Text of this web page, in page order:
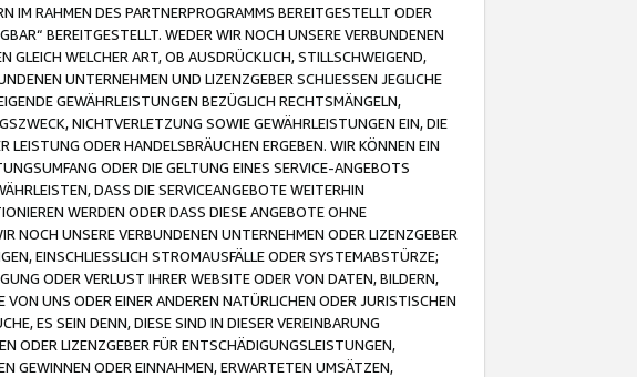
IM RAHMEN DES PARTNERPROGRAMMS BEREITGESTELLT ODER
BEREITGESTELLT. WEDER WIR NOCH UNSERE VERBUNDENEN
GLEICH WELCHER ART, OB AUSDRÜCKLICH, STILLSCHWEIGEND,
UNTERNEHMEN UND LIZENZGEBER SCHLIESSEN JEGLICHE
GEWÄHRLEISTUNGEN BEZÜGLICH RECHTSMÄNGELN,
NICHTVERLETZUNG SOWIE GEWÄHRLEISTUNGEN EIN, DIE
LEISTUNG ODER HANDELSBRÄUCHEN ERGEBEN. WIR KÖNNEN EIN
ODER DIE GELTUNG EINES SERVICE-ANGEBOTS
DASS DIE SERVICEANGEBOTE WEITERHIN
WERDEN ODER DASS DIESE ANGEBOTE OHNE
NOCH UNSERE VERBUNDENEN UNTERNEHMEN ODER LIZENZGEBER
EINSCHLIESSLICH STROMAUSFÄLLE ODER SYSTEMABSTÜRZE;
ODER VERLUST IHRER WEBSITE ODER VON DATEN, BILDERN,
UNS ODER EINER ANDEREN NATÜRLICHEN ODER JURISTISCHEN
ES SEIN DENN, DIESE SIND IN DIESER VEREINBARUNG
ODER LIZENZGEBER FÜR ENTSCHÄDIGUNGSLEISTUNGEN,
GEWINNEN ODER EINNAHMEN, ERWARTETEN UMSÄTZEN,